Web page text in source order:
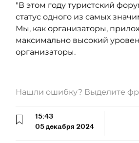
"В этом году туристский
статус одного из самых
Мы, как организаторы,
максимально высокий
организаторы.
Нашли ошибку? Выделите
15:43
05 декабря 2024